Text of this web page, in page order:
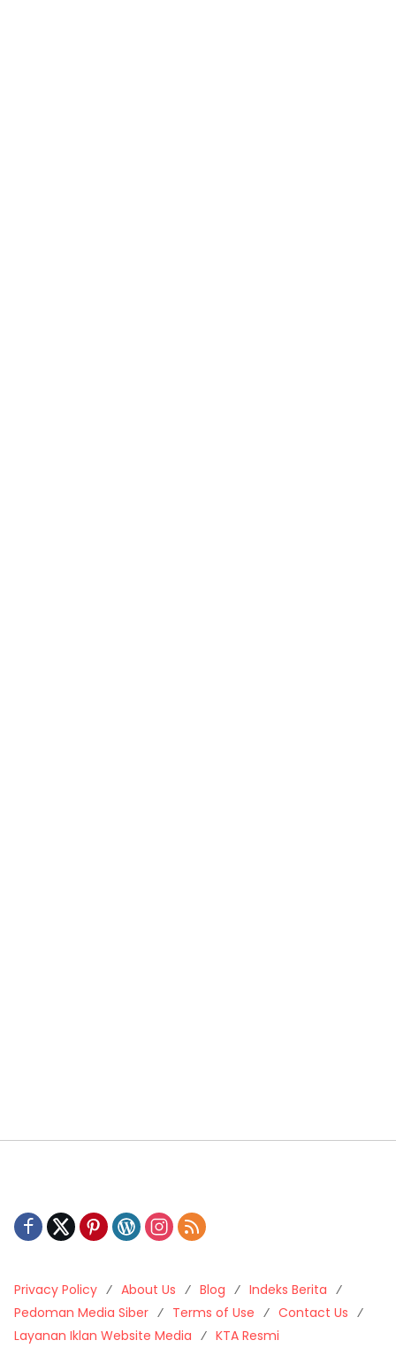
Privacy Policy About Us Blog
Indeks Berita
Pedoman Media Siber
Terms of Use
Contact Us
Layanan Iklan Website Media
KTA Resmi